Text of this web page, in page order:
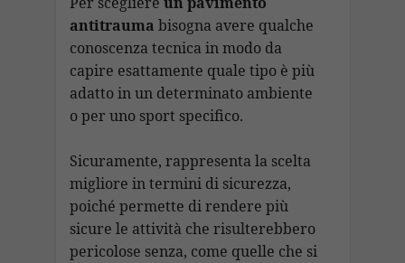
o
o
k
A
p
p
a
m
dI
n
c
h
at
l y
Li
n
k
di
vi
di
antitrauma bisogna avere qualche
conoscenza tecnica in modo da
capire esattamente quale tipo è più
adatto in un determinato ambiente
o per uno sport specifico.
Sicuramente, rappresenta la scelta
migliore in termini di sicurezza,
poiché permette di rendere più
sicure le attività che risulterebbero
pericolose senza, come quelle che si